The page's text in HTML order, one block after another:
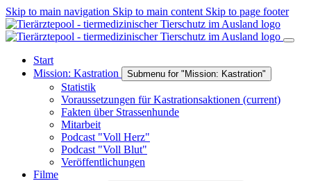
Skip to main navigation Skip to main content Skip to page footer
Start
Mission: Kastration
Submenu for "Mission: Kastration"
Statistik
Voraussetzungen für Kastrationsaktionen (current)
Fakten über Strassenhunde
Mitarbeit
Podcast "Voll Herz"
Podcast "Voll Blut"
Veröffentlichungen
Filme